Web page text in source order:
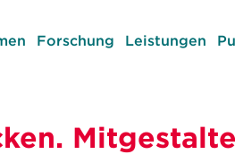
Forschung Leistungen